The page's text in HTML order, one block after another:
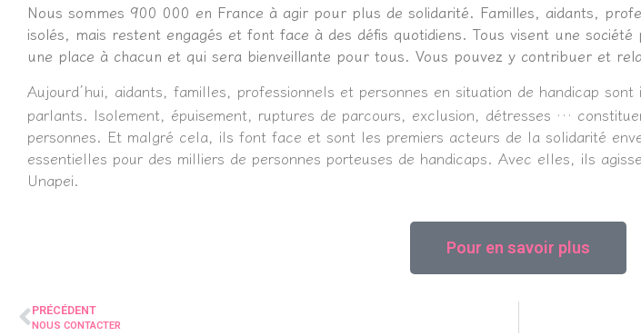
Nous sommes 900 000 en France à agir pour plus de solidarité. Familles, aidants,
isolés, mais restent engagés et font face à des défis quotidiens. Tous visent une
une place à chacun et qui sera bienveillante pour tous. Vous pouvez y contribuer et
Aujourd’hui, aidants, familles, professionnels et personnes en situation de handicap
parlants. Isolement, épuisement, ruptures de parcours, exclusion, détresses …
personnes. Et malgré cela, ils font face et sont les premiers acteurs de la solidarité
essentielles pour des milliers de personnes porteuses de handicaps. Avec elles, ils
Unapei.
Pour en savoir plus
PRÉCÉDENT
NOUS CONTACTER